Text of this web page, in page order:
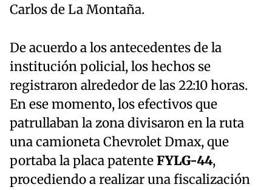
Carlos de La Montaña.
De acuerdo a los antecedentes de la
institución policial, los hechos se
registraron alrededor de las 22:10 horas.
En ese momento, los efectivos que
patrullaban la zona divisaron en la ruta
una camioneta Chevrolet Dmax, que
portaba la placa patenteFYLG-44,
procediendo a realizar una fiscalización